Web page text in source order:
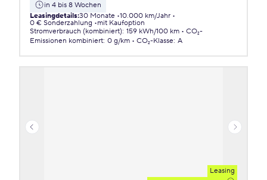
in 4 bis 8 Wochen
Leasingdetails:30 Monate 10.000 km/Jahr
0 € Sonderzahlung
mit Kaufoption
Stromverbrauch (kombiniert): 159 kWh/100 km
CO₂-
Emissionen kombiniert: 0 g/km CO₂-Klasse: A
Leasing